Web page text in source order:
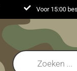
Voor 15:00